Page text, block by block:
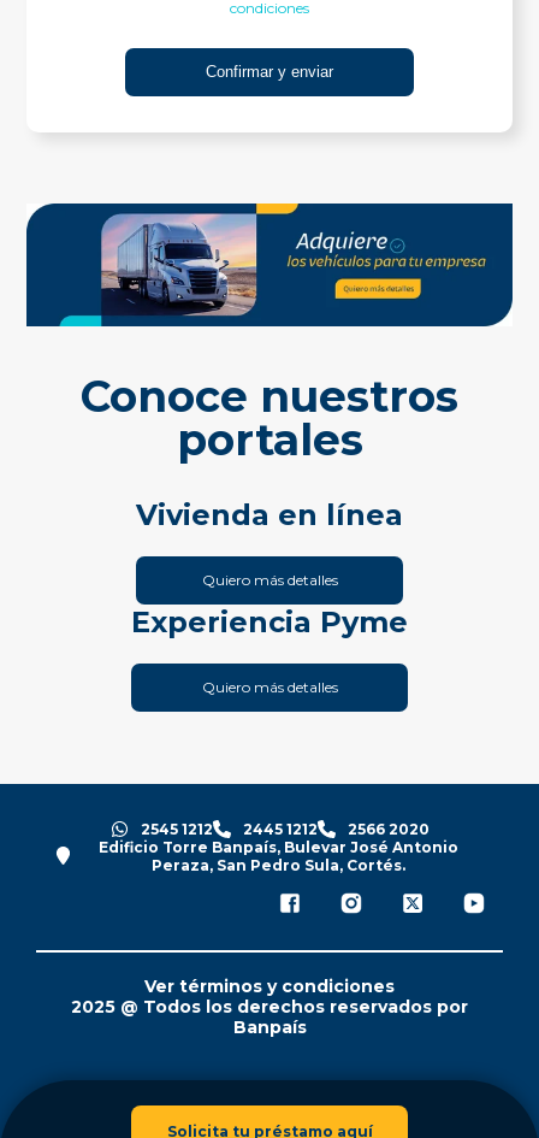
Solicita tu préstamo aquí
condiciones
Conoce nuestros
portales
Vivienda en línea
Quiero más detalles
Experiencia Pyme
Quiero más detalles
2545 1212 2445 1212
2566 2020
Edificio Torre Banpaís, Bulevar José Antonio
Peraza, San Pedro Sula, Cortés.
Ver términos y condiciones
2025 @ Todos los derechos reservados por
Banpaís